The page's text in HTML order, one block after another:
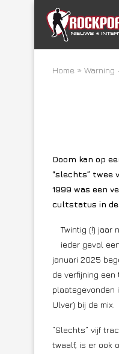
Home » Warning
Doom kan op
“slechts” twee
1999 was een
cultstatus in de
Twintig (!) jaar
ieder geval
januari 2025
de verfijning
plaatsgevonden
Ulver) bij de mix.
“Slechts” vijf
twaalf, is er ook